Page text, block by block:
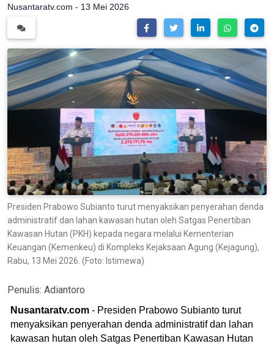
Nusantaratv.com - 13 Mei 2026
Presiden Prabowo Subianto turut menyaksikan penyerahan denda
administratif dan lahan kawasan hutan oleh Satgas Penertiban
Kawasan Hutan (PKH) kepada negara melalui Kementerian
Keuangan (Kemenkeu) di Kompleks Kejaksaan Agung (Kejagung),
Rabu, 13 Mei 2026. (Foto: Istimewa)
Penulis: Adiantoro
Nusantaratv.com - Presiden Prabowo Subianto turut
menyaksikan penyerahan denda administratif dan lahan
kawasan hutan oleh Satgas Penertiban Kawasan Hutan